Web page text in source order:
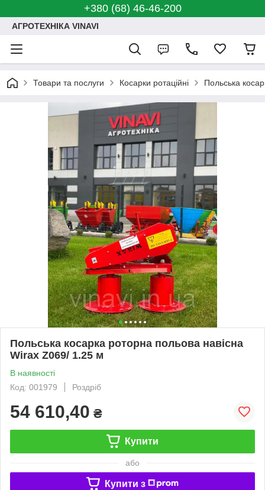
+380 (68) 46-46-200
АГРОТЕХНІКА VINAVI
Товари та послуги Косарки ротаційні Польська
Польська косарка роторна польова навісна
Wirax Z069/ 1.25 м
В наявності
Код: 001979
Роздріб
54 610,40 ₴
Купити
або
Купити з